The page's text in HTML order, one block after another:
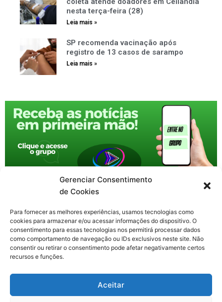
Gerenciar Consentimento
de Cookies
Para fornecer as melhores experiências, usamos tecnologias como
cookies para armazenar e/ou acessar informações do dispositivo. O
consentimento para essas tecnologias nos permitirá processar dados
como comportamento de navegação ou IDs exclusivos neste site. Não
consentir ou retirar o consentimento pode afetar negativamente certos
recursos e funções.
Aceitar
nesta terça-feira (28)
Leia mais »
SP recomenda vacinação após
registro de 13 casos de sarampo
Leia mais »
c
t
Y
o
u
s
r